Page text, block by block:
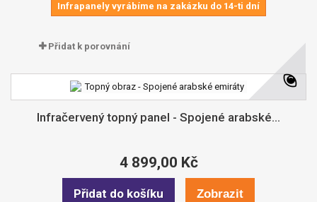
Infrapanely vyrábíme na zakázku do 14-ti dní
Přidat k porovnání
Infračervený topný panel - Spojené arabské...
4 899,00 Kč
Přidat do košíku Zobrazit